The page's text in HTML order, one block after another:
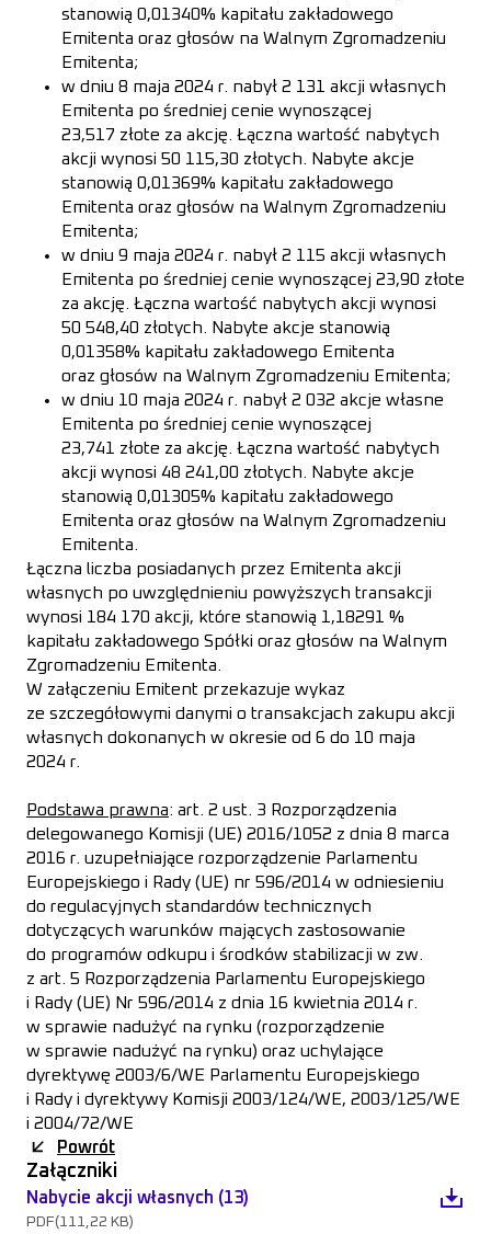
stanowią 0,01340% kapitału zakładowego
Emitenta oraz głosów na Walnym Zgromadzeniu
Emitenta;
w dniu 8 maja 2024 r. nabył 2 131 akcji własnych
Emitenta po średniej cenie wynoszącej
23,517 złote za akcję. Łączna wartość nabytych
akcji wynosi 50 115,30 złotych. Nabyte akcje
stanowią 0,01369% kapitału zakładowego
Emitenta oraz głosów na Walnym Zgromadzeniu
Emitenta;
w dniu 9 maja 2024 r. nabył 2 115 akcji własnych
Emitenta po średniej cenie wynoszącej 23,90 złote
za akcję. Łączna wartość nabytych akcji wynosi
50 548,40 złotych. Nabyte akcje stanowią
0,01358% kapitału zakładowego Emitenta
oraz głosów na Walnym Zgromadzeniu Emitenta;
w dniu 10 maja 2024 r. nabył 2 032 akcje własne
Emitenta po średniej cenie wynoszącej
23,741 złote za akcję. Łączna wartość nabytych
akcji wynosi 48 241,00 złotych. Nabyte akcje
stanowią 0,01305% kapitału zakładowego
Emitenta oraz głosów na Walnym Zgromadzeniu
Emitenta.
Łączna liczba posiadanych przez Emitenta akcji
własnych po uwzględnieniu powyższych transakcji
wynosi 184 170 akcji, które stanowią 1,18291 %
kapitału zakładowego Spółki oraz głosów na Walnym
Zgromadzeniu Emitenta.
W załączeniu Emitent przekazuje wykaz
ze szczegółowymi danymi o transakcjach zakupu akcji
własnych dokonanych w okresie od 6 do 10 maja
2024 r.
Podstawa prawna: art. 2 ust. 3 Rozporządzenia
delegowanego Komisji (UE) 2016/1052 z dnia 8 marca
2016 r. uzupełniające rozporządzenie Parlamentu
Europejskiego i Rady (UE) nr 596/2014 w odniesieniu
do regulacyjnych standardów technicznych
dotyczących warunków mających zastosowanie
do programów odkupu i środków stabilizacji w zw.
z art. 5 Rozporządzenia Parlamentu Europejskiego
i Rady (UE) Nr 596/2014 z dnia 16 kwietnia 2014 r.
w sprawie nadużyć na rynku (rozporządzenie
w sprawie nadużyć na rynku) oraz uchylające
dyrektywę 2003/6/WE Parlamentu Europejskiego
i Rady i dyrektywy Komisji 2003/124/WE, 2003/125/WE
i 2004/72/WE
Powrót
Załączniki
Nabycie akcji własnych (13)
PDF(111,22 KB)